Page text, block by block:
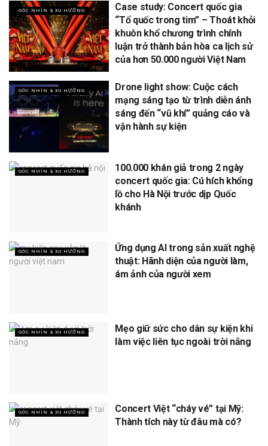
GÓC NHÌN & XU HƯỚNG
Case study: Concert quốc gia
“Tổ quốc trong tim” – Thoát khỏi
khuôn khổ chương trình chính
luận trở thành bản hòa ca lịch sử
của hơn 50.000 người Việt Nam
GÓC NHÌN & XU HƯỚNG
Drone light show: Cuộc cách
mạng sáng tạo từ trình diễn ánh
sáng đến “vũ khí” quảng cáo và
vận hành sự kiện
GÓC NHÌN & XU HƯỚNG
100.000 khán giả trong 2 ngày
concert quốc gia: Cú hích khổng
lồ cho Hà Nội trước dịp Quốc
khánh
GÓC NHÌN & XU HƯỚNG
Ứng dụng AI trong sản xuất nghệ
thuật: Hãnh diện của người làm,
ám ảnh của người xem
GÓC NHÌN & XU HƯỚNG
Mẹo giữ sức cho dân sự kiện khi
làm việc liên tục ngoài trời nắng
GÓC NHÌN & XU HƯỚNG
Concert Việt “cháy vé” tại Mỹ:
Thành tích này từ đâu mà có?